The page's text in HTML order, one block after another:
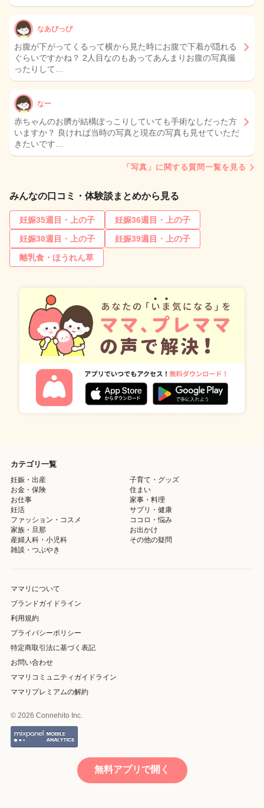
なあぴっぴ
お腹が下がってくるって横から見た時にお腹で下着が隠れる
ぐらいですかね？ 2人目なのもあってあんまりお腹の写真撮
ったりして…
なー
赤ちゃんのお臍が結構ぽっこりしていても手術なしだった方
いますか？ 良ければ当時の写真と現在の写真も見せていただ
きたいです…
「写真」に関する質問一覧を見る
みんなの口コミ・体験談まとめから見る
妊娠35週目・上の子
妊娠36週目・上の子
妊娠38週目・上の子
妊娠39週目・上の子
離乳食・ほうれん草
カテゴリ一覧
妊娠・出産
子育て・グッズ
お金・保険
住まい
お仕事
家事・料理
妊活
サプリ・健康
ファッション・コスメ
ココロ・悩み
家族・旦那
お出かけ
産婦人科・小児科
その他の疑問
雑談・つぶやき
ママリについて
ブランドガイドライン
利用規約
プライバシーポリシー
特定商取引法に基づく表記
お問い合わせ
ママリコミュニティガイドライン
ママリプレミアムの解約
© 2026 Connehito Inc.
無料アプリで開く